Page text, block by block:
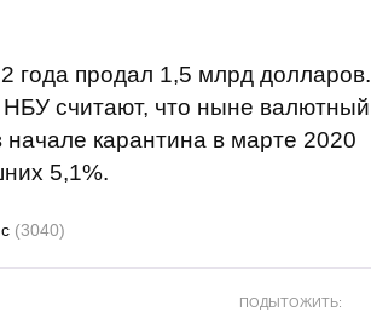
года продал 1,5 млрд долларов.
считают, что ныне валютный
карантина в марте 2020
5,1%.
(3040)
ПОДЫТОЖИТЬ: